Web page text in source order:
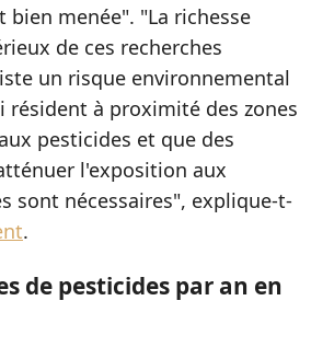
bien menée". "La richesse
de ces recherches
un risque environnemental
résident à proximité des zones
pesticides et que des
l'exposition aux
sont nécessaires", explique-t-
.
de pesticides par an en